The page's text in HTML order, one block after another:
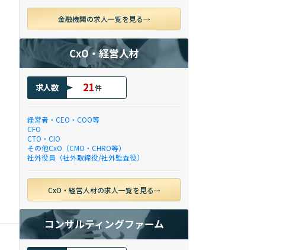
金融機関の求人一覧を見る
CxO・経営人材
求人数 21件
経営者・CEO・COO等
CFO
CTO・CIO
その他CxO（CMO・CHRO等）
社外役員（社外取締役/社外監査役）
CxO・経営人材の求人一覧を見る
コンサルティングファーム